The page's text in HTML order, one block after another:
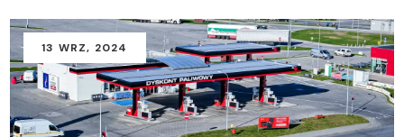
13 WRZ, 2024